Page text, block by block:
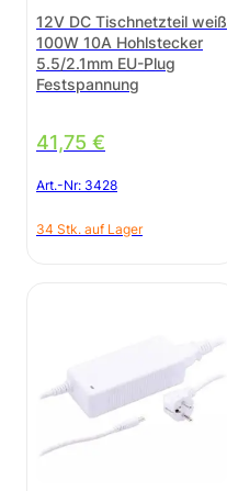
12V DC Tischnetzteil weiß
100W 10A Hohlstecker
5.5/2.1mm EU-Plug
Festspannung
41,75 €
Art.-Nr: 3428
34 Stk. auf Lager